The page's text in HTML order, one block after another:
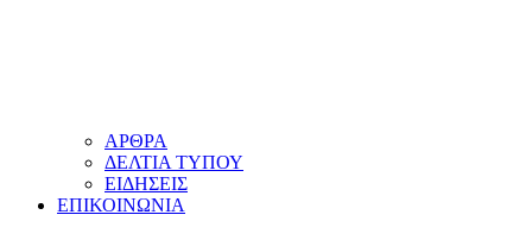
ΑΡΘΡΑ
ΔΕΛΤΙΑ ΤΥΠΟΥ
ΕΙΔΗΣΕΙΣ
ΕΠΙΚΟΙΝΩΝΙΑ